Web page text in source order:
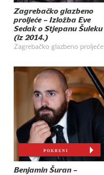
Zagrebačko glazbeno
proljeće – Izložba Eve
Sedak o Stjepanu Šuleku
(iz 2014.)
Zagrebačko glazbeno proljeće
POKRENI
Benjamin Šuran –